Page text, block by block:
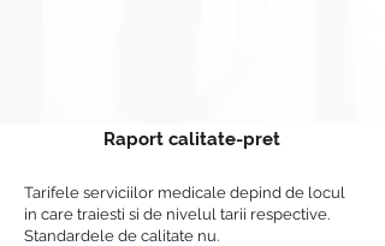
Raport calitate-pret
Tarifele serviciilor medicale depind de locul
in care traiesti si de nivelul tarii respective.
Standardele de calitate nu.